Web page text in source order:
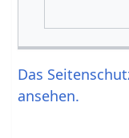
Das
ansehen.